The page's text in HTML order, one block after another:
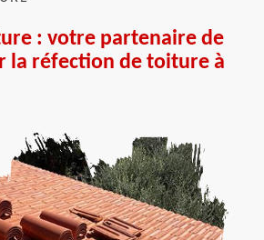
: votre partenaire de
la réfection de toiture à